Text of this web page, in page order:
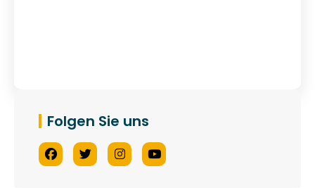
Folgen Sie uns